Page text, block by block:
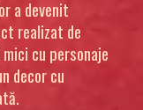
a devenit
realizat de
cu personaje
decor cu